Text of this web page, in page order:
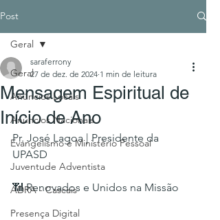
Post
Geral
Anúncios Locais
Anúncios Nacionais
Evangelismo e Ministério Pessoal
Juventude Adventista
ADRA - Cascais
Presença Digital
Geral
Mensagem Espiritual de
Início de Ano
saraferrony
27 de dez. de 2024 1 min de leitura
Pr. José Lagoa | Presidente da
UPASD
📶 Renovados e Unidos na Missão